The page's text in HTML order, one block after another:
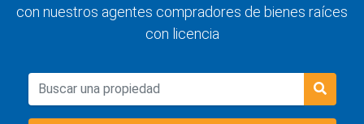
con nuestros agentes compradores de bienes raíces
con licencia